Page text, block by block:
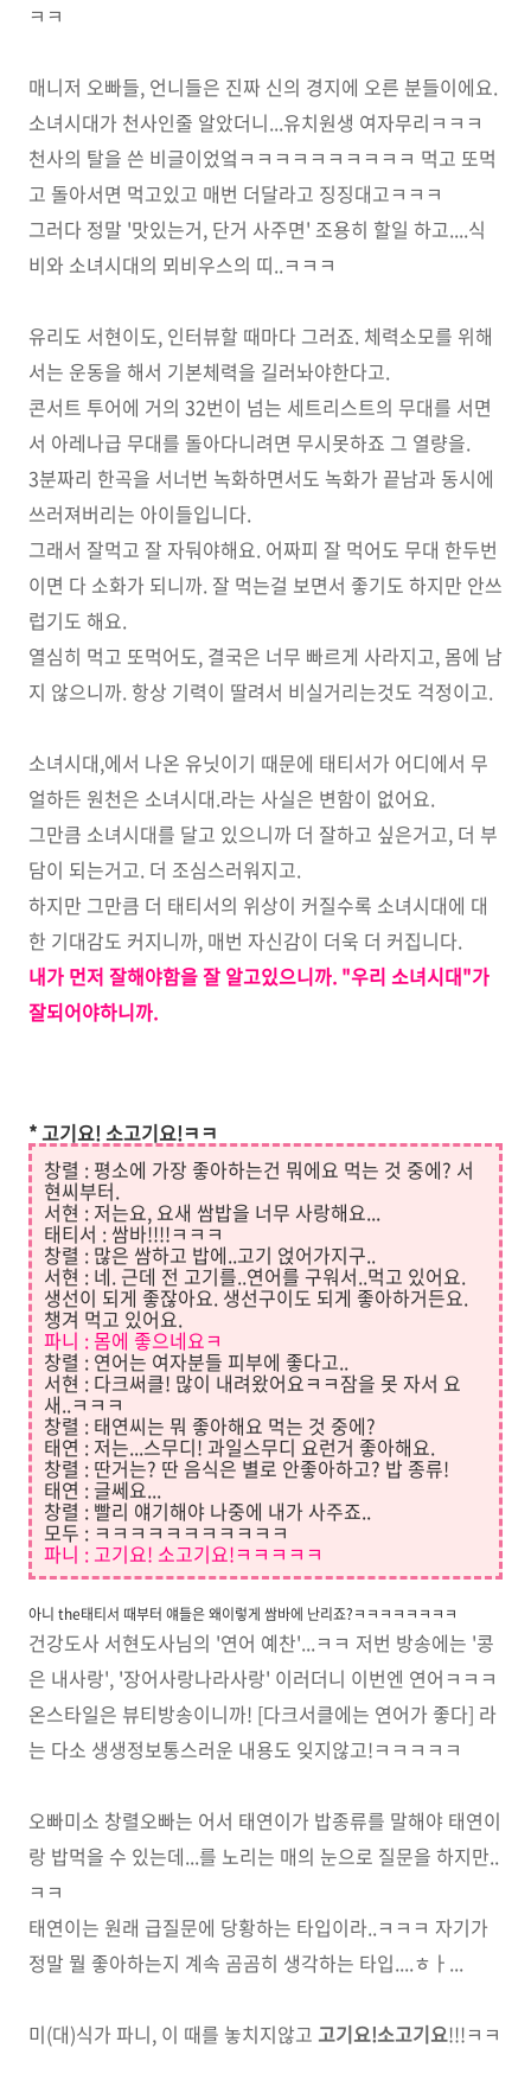
ㅋㅋ
매니저 오빠들, 언니들은 진짜 신의 경지에 오른 분들이에요.
소녀시대가 천사인줄 알았더니...유치원생 여자무리ㅋㅋㅋ
천사의 탈을 쓴 비글이었엌ㅋㅋㅋㅋㅋㅋㅋㅋㅋㅋ 먹고 또먹
고 돌아서면 먹고있고 매번 더달라고 징징대고ㅋㅋㅋ
그러다 정말 '맛있는거, 단거 사주면' 조용히 할일 하고....식
비와 소녀시대의 뫼비우스의 띠..ㅋㅋㅋ
유리도 서현이도, 인터뷰할 때마다 그러죠. 체력소모를 위해
서는 운동을 해서 기본체력을 길러놔야한다고.
콘서트 투어에 거의 32번이 넘는 세트리스트의 무대를 서면
서 아레나급 무대를 돌아다니려면 무시못하죠 그 열량을.
3분짜리 한곡을 서너번 녹화하면서도 녹화가 끝남과 동시에
쓰러져버리는 아이들입니다.
그래서 잘먹고 잘 자둬야해요. 어짜피 잘 먹어도 무대 한두번
이면 다 소화가 되니까. 잘 먹는걸 보면서 좋기도 하지만 안쓰
럽기도 해요.
열심히 먹고 또먹어도, 결국은 너무 빠르게 사라지고, 몸에 남
지 않으니까. 항상 기력이 딸려서 비실거리는것도 걱정이고.
소녀시대,에서 나온 유닛이기 때문에 태티서가 어디에서 무
얼하든 원천은 소녀시대.라는 사실은 변함이 없어요.
그만큼 소녀시대를 달고 있으니까 더 잘하고 싶은거고, 더 부
담이 되는거고. 더 조심스러워지고.
하지만 그만큼 더 태티서의 위상이 커질수록 소녀시대에 대
한 기대감도 커지니까, 매번 자신감이 더욱 더 커집니다.
내가 먼저 잘해야함을 잘 알고있으니까. "우리 소녀시대"가
잘되어야하니까.
* 고기요! 소고기요!ㅋㅋ
창렬 : 평소에 가장 좋아하는건 뭐에요 먹는 것 중에? 서
현씨부터.
서현 : 저는요, 요새 쌈밥을 너무 사랑해요...
태티서 : 쌈바!!!!ㅋㅋㅋ
창렬 : 많은 쌈하고 밥에..고기 얹어가지구..
서현 : 네. 근데 전 고기를..연어를 구워서..먹고 있어요.
생선이 되게 좋잖아요. 생선구이도 되게 좋아하거든요.
챙겨 먹고 있어요.
파니 : 몸에 좋으네요ㅋ
창렬 : 연어는 여자분들 피부에 좋다고..
서현 : 다크써클! 많이 내려왔어요ㅋㅋ잠을 못 자서 요
새..ㅋㅋㅋ
창렬 : 태연씨는 뭐 좋아해요 먹는 것 중에?
태연 : 저는...스무디! 과일스무디 요런거 좋아해요.
창렬 : 딴거는? 딴 음식은 별로 안좋아하고? 밥 종류!
태연 : 글쎄요...
창렬 : 빨리 얘기해야 나중에 내가 사주죠..
모두 : ㅋㅋㅋㅋㅋㅋㅋㅋㅋㅋㅋ
파니 : 고기요! 소고기요!ㅋㅋㅋㅋㅋ
아니 the태티서 때부터 얘들은 왜이렇게 쌈바에 난리죠?ㅋㅋㅋㅋㅋㅋㅋㅋ
건강도사 서현도사님의 '연어 예찬'...ㅋㅋ 저번 방송에는 '콩
은 내사랑', '장어사랑나라사랑' 이러더니 이번엔 연어ㅋㅋㅋ
온스타일은 뷰티방송이니까! [다크서클에는 연어가 좋다] 라
는 다소 생생정보통스러운 내용도 잊지않고!ㅋㅋㅋㅋㅋ
오빠미소 창렬오빠는 어서 태연이가 밥종류를 말해야 태연이
랑 밥먹을 수 있는데...를 노리는 매의 눈으로 질문을 하지만..
ㅋㅋ
태연이는 원래 급질문에 당황하는 타입이라..ㅋㅋㅋ 자기가
정말 뭘 좋아하는지 계속 곰곰히 생각하는 타입....ㅎㅏ...
미(대)식가 파니, 이 때를 놓치지않고 고기요!소고기요!!!ㅋㅋ